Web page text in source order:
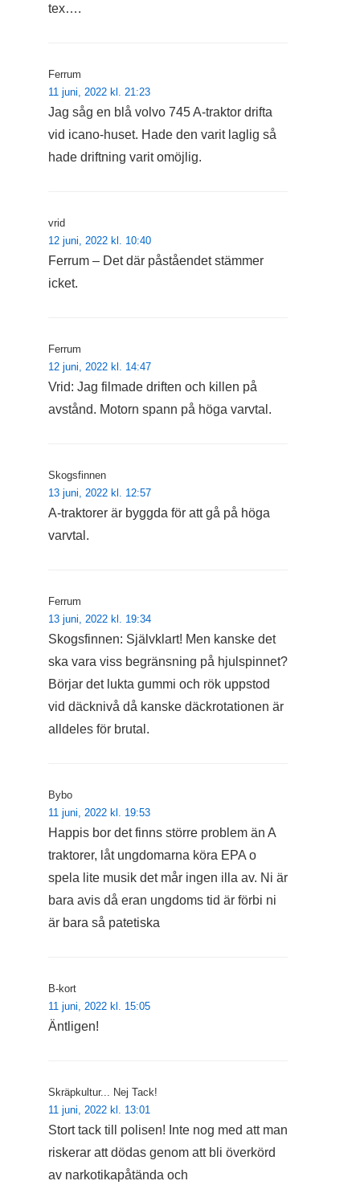
tex….
Ferrum
11 juni, 2022 kl. 21:23
Jag såg en blå volvo 745 A-traktor drifta
vid icano-huset. Hade den varit laglig så
hade driftning varit omöjlig.
vrid
12 juni, 2022 kl. 10:40
Ferrum – Det där påståendet stämmer
icket.
Ferrum
12 juni, 2022 kl. 14:47
Vrid: Jag filmade driften och killen på
avstånd. Motorn spann på höga varvtal.
Skogsfinnen
13 juni, 2022 kl. 12:57
A-traktorer är byggda för att gå på höga
varvtal.
Ferrum
13 juni, 2022 kl. 19:34
Skogsfinnen: Självklart! Men kanske det
ska vara viss begränsning på hjulspinnet?
Börjar det lukta gummi och rök uppstod
vid däcknivå då kanske däckrotationen är
alldeles för brutal.
Bybo
11 juni, 2022 kl. 19:53
Happis bor det finns större problem än A
traktorer, låt ungdomarna köra EPA o
spela lite musik det mår ingen illa av. Ni är
bara avis då eran ungdoms tid är förbi ni
är bara så patetiska
B-kort
11 juni, 2022 kl. 15:05
Äntligen!
Skräpkultur... Nej Tack!
11 juni, 2022 kl. 13:01
Stort tack till polisen! Inte nog med att man
riskerar att dödas genom att bli överkörd
av narkotikapåtända och